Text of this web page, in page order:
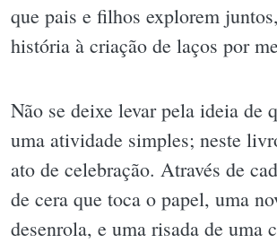
que pais e filhos explorem
história à criação de laços por
Não se deixe levar pela ideia de
uma atividade simples; neste
ato de celebração. Através de
de cera que toca o papel, uma
desenrola, e uma risada de uma